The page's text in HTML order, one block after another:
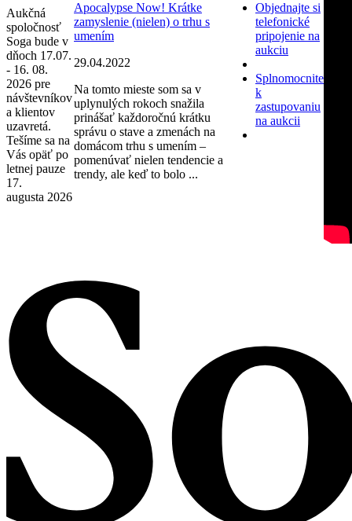
Aukčná
spoločnosť
Soga bude v
dňoch 17.07.
- 16. 08.
2026 pre
návštevníkov
a klientov
uzavretá.
Tešíme sa na
Vás opäť po
letnej pauze
17.
augusta 2026
Apocalypse Now! Krátke
zamyslenie (nielen) o trhu s
umením
29.04.2022
Na tomto mieste som sa v
uplynulých rokoch snažila
prinášať každoročnú krátku
správu o stave a zmenách na
domácom trhu s umením –
pomenúvať nielen tendencie a
trendy, ale keď to bolo ...
Objednajte si
telefonické
pripojenie na
aukciu
Splnomocnite
k
zastupovaniu
na aukcii